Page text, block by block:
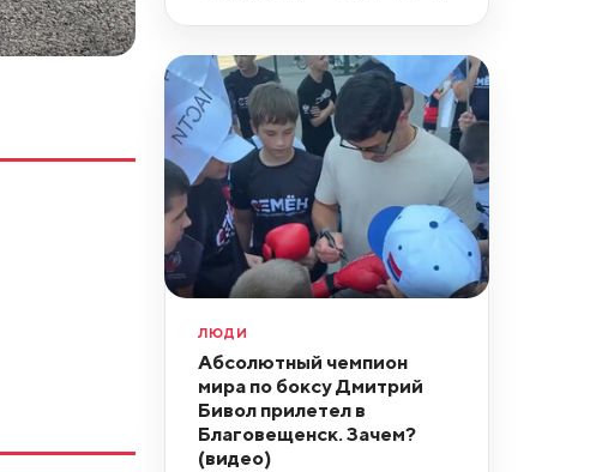
ЛЮДИ
Абсолютный чемпион
мира по боксу Дмитрий
Бивол прилетел в
Благовещенск. Зачем?
(видео)